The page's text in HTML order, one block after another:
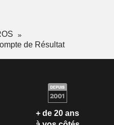
de Résultat
+ de 20 ans